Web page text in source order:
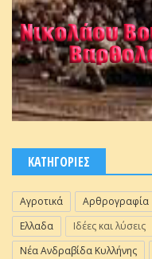
ΚΑΤΗΓΟΡΙΕΣ
Αγροτικά Αρθρογραφία
Ελλαδα
Ιδέες και λύσεις
Νέα Ανδραβίδα Κυλλήνης